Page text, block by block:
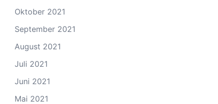
Oktober 2021
September 2021
August 2021
Juli 2021
Juni 2021
Mai 2021